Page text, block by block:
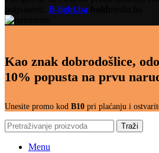
B-light.ba
Kao znak dobrodošlice,
10% popusta na prvu
Unesite promo kod B10 pri plaćanju i
Traži
Menu